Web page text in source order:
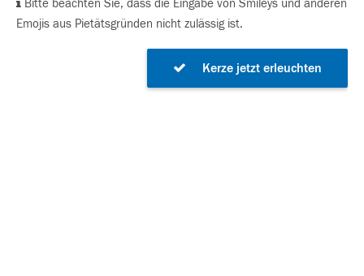
Bitte beachten Sie, dass die Eingabe von Smileys und anderen
Emojis aus Pietätsgründen nicht zulässig ist.
Kerze jetzt erleuchten